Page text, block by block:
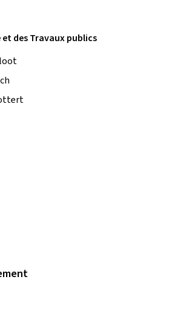
des Travaux publics